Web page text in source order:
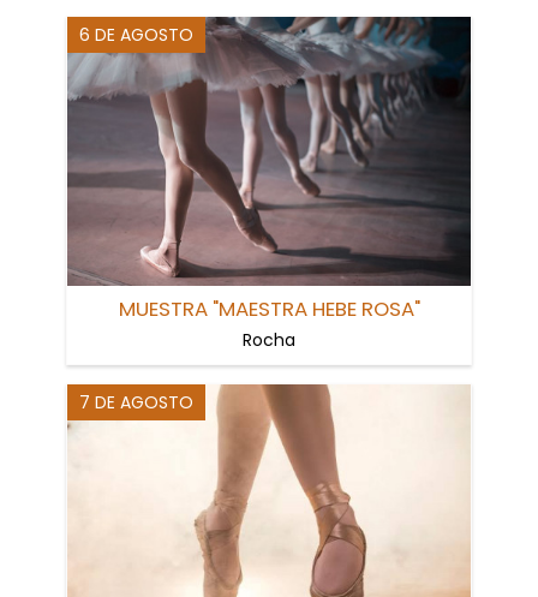
6 DE AGOSTO
MUESTRA "MAESTRA HEBE ROSA"
Rocha
7 DE AGOSTO